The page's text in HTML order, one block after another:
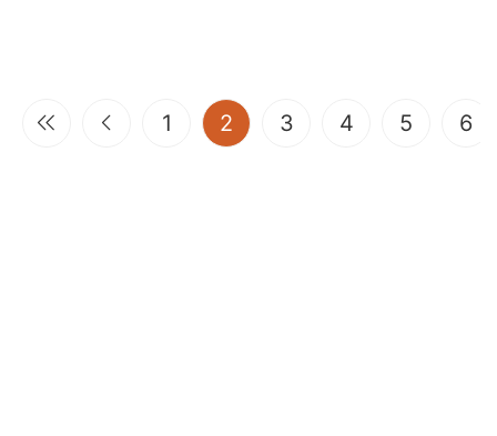
1 2 (current)
3 4 5 6